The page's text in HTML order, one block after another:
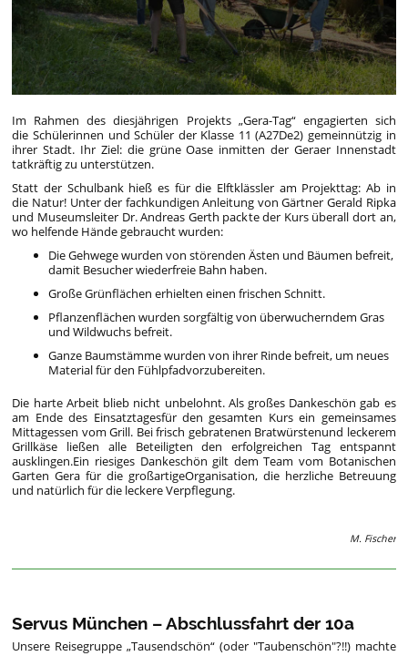
Im Rahmen des diesjährigen Projekts „Gera-Tag“ engagierten sich
die Schülerinnen und Schüler der Klasse 11 (A27De2) gemeinnützig in
ihrer Stadt. Ihr Ziel: die grüne Oase inmitten der Geraer Innenstadt
tatkräftig zu unterstützen.
Statt der Schulbank hieß es für die Elftklässler am Projekttag: Ab in
die Natur! Unter der fachkundigen Anleitung von Gärtner Gerald Ripka
und Museumsleiter Dr. Andreas Gerth packte der Kurs überall dort an,
wo helfende Hände gebraucht wurden:
Die Gehwege wurden von störenden Ästen und Bäumen befreit,
damit Besucher wiederfreie Bahn haben.
Große Grünflächen erhielten einen frischen Schnitt.
Pflanzenflächen wurden sorgfältig von überwucherndem Gras
und Wildwuchs befreit.
Ganze Baumstämme wurden von ihrer Rinde befreit, um neues
Material für den Fühlpfadvorzubereiten.
Die harte Arbeit blieb nicht unbelohnt. Als großes Dankeschön gab es
am Ende des Einsatztagesfür den gesamten Kurs ein gemeinsames
Mittagessen vom Grill. Bei frisch gebratenen Bratwürstenund leckerem
Grillkäse ließen alle Beteiligten den erfolgreichen Tag entspannt
ausklingen.Ein riesiges Dankeschön gilt dem Team vom Botanischen
Garten Gera für die großartigeOrganisation, die herzliche Betreuung
und natürlich für die leckere Verpflegung.
M. Fischer
Servus München – Abschlussfahrt der 10a
Unsere Reisegruppe „Tausendschön“ (oder "Taubenschön"?!!) machte